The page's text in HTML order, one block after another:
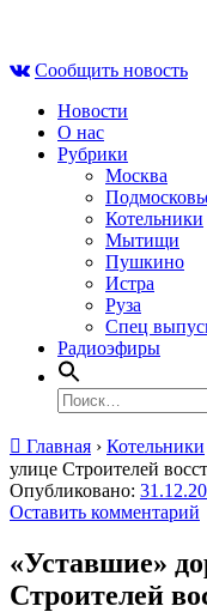
contentСообщить новость
Новости
О нас
Рубрики
Москва
Котельники
Мытищи
Пушкино
Истра
Руза
Спец
Радиоэфиры
Найти:
Главная › Котельники
улице Строителей
Опубликовано:
Оставить комментарий
«Уставшие»
Строителей